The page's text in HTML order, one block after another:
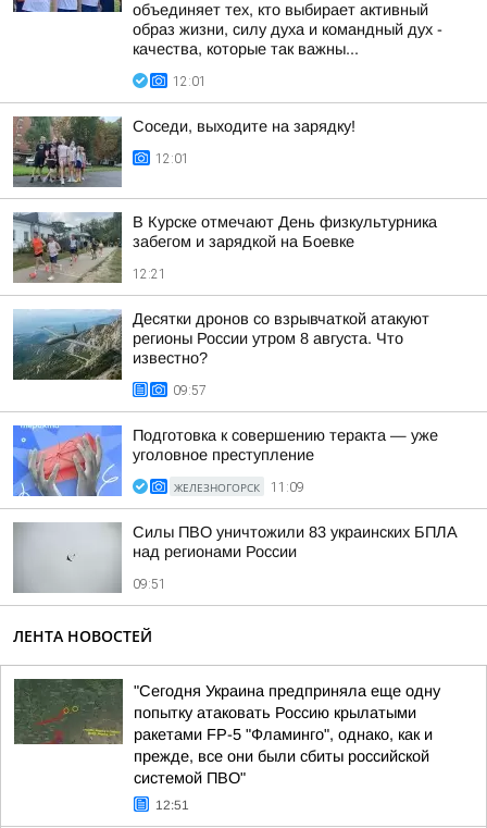
объединяет тех, кто выбирает активный
образ жизни, силу духа и командный дух -
качества, которые так важны...
12:01
Соседи, выходите на зарядку!
12:01
В Курске отмечают День физкультурника
забегом и зарядкой на Боевке
12:21
Десятки дронов со взрывчаткой атакуют
регионы России утром 8 августа. Что
известно?
09:57
Подготовка к совершению теракта — уже
уголовное преступление
ЖЕЛЕЗНОГОРСК 11:09
Силы ПВО уничтожили 83 украинских БПЛА
над регионами России
09:51
ЛЕНТА НОВОСТЕЙ
"Сегодня Украина предприняла еще одну
попытку атаковать Россию крылатыми
ракетами FP-5 "Фламинго", однако, как и
прежде, все они были сбиты российской
системой ПВО"
12:51